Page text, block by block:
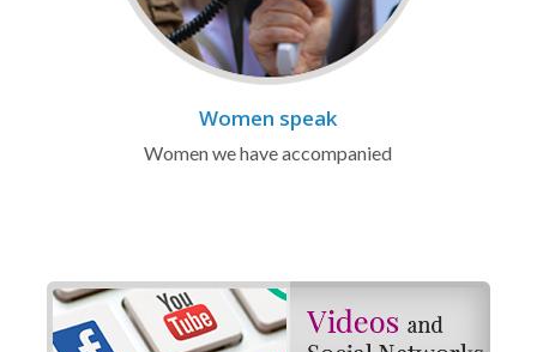
Women speak
Women we have accompanied